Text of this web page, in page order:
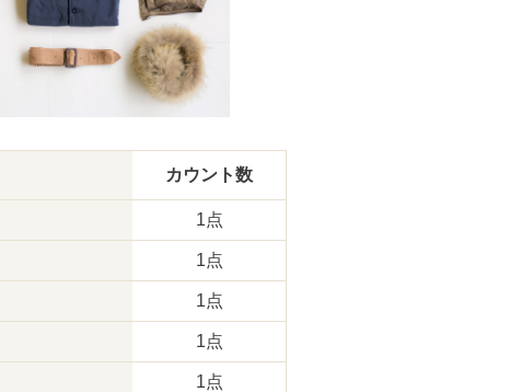
カウント数
1点
1点
1点
1点
1点